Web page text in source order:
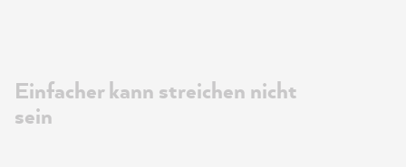
Einfacher kann streichen nicht
sein